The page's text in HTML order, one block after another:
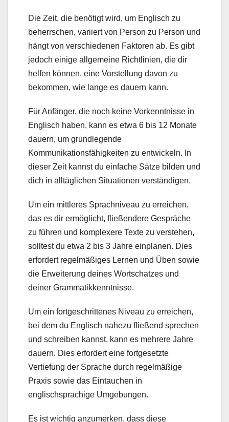
Die Zeit, die benötigt wird, um Englisch zu
beherrschen, variiert von Person zu Person und
hängt von verschiedenen Faktoren ab. Es gibt
jedoch einige allgemeine Richtlinien, die dir
helfen können, eine Vorstellung davon zu
bekommen, wie lange es dauern kann.
Für Anfänger, die noch keine Vorkenntnisse in
Englisch haben, kann es etwa 6 bis 12 Monate
dauern, um grundlegende
Kommunikationsfähigkeiten zu entwickeln. In
dieser Zeit kannst du einfache Sätze bilden und
dich in alltäglichen Situationen verständigen.
Um ein mittleres Sprachniveau zu erreichen,
das es dir ermöglicht, fließendere Gespräche
zu führen und komplexere Texte zu verstehen,
solltest du etwa 2 bis 3 Jahre einplanen. Dies
erfordert regelmäßiges Lernen und Üben sowie
die Erweiterung deines Wortschatzes und
deiner Grammatikkenntnisse.
Um ein fortgeschrittenes Niveau zu erreichen,
bei dem du Englisch nahezu fließend sprechen
und schreiben kannst, kann es mehrere Jahre
dauern. Dies erfordert eine fortgesetzte
Vertiefung der Sprache durch regelmäßige
Praxis sowie das Eintauchen in
englischsprachige Umgebungen.
Es ist wichtig anzumerken, dass diese